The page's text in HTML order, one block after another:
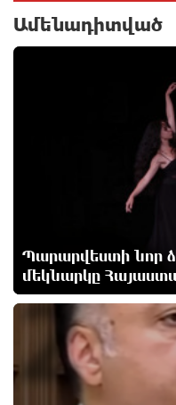
Վրաստանում
փորձի համար
ՌԴ-ն պատրաստ
Հայաստանի
ավելացել է
Իսրայելի ՊԲ-ն
«Հըզբոլլահ»-ի
պահեստների վրա
Ամենադիտված
Պարարվեստի նոր
մեկնարկը
1
2